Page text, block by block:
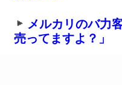
メルカリのバ力
売ってますよ？」